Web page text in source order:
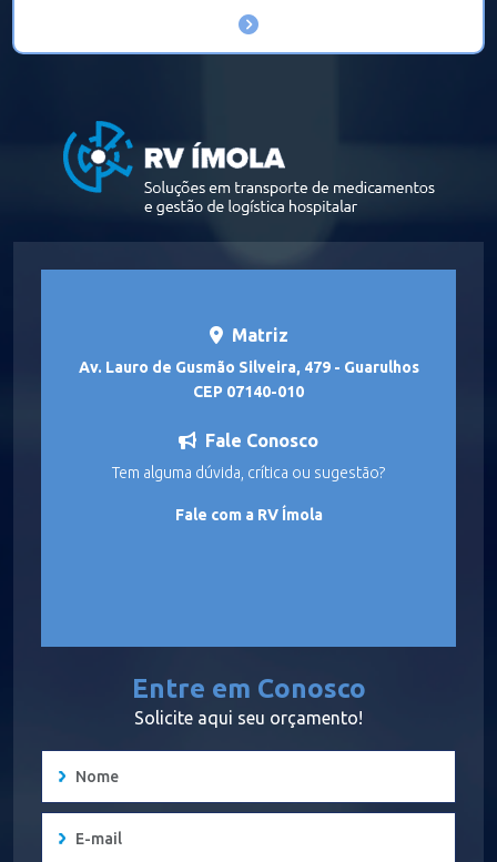
Matriz
Av. Lauro de Gusmão Silveira, 479 - Guarulhos
CEP 07140-010
Fale Conosco
Tem alguma dúvida, crítica ou sugestão?
Fale com a RV Ímola
Entre em Conosco
Solicite aqui seu orçamento!